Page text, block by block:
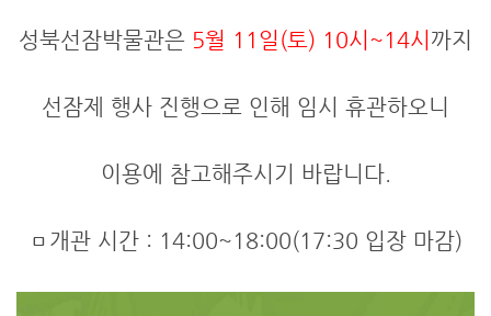
성북선잠박물관은 5월 11일(토) 10시~14시 까지
선잠제 행사 진행으로 인해 임시 휴관하오니
이용에 참고해주시기 바랍니다.
ㅁ개관 시간 : 14:00~18:00(17:30 입장 마감)